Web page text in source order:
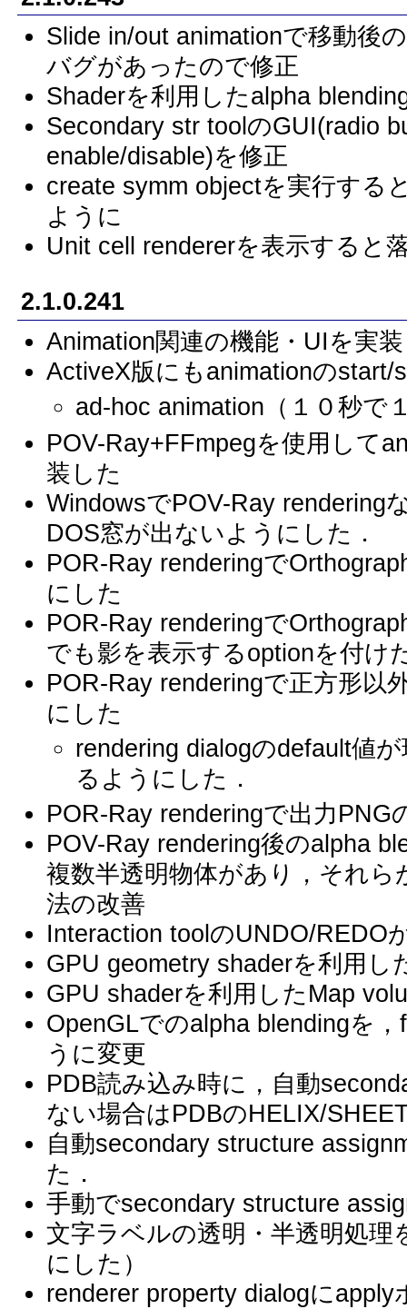
Slide in/out animationで移動後
バグがあったので修正
Shaderを利用したalpha
Secondary str toolのGUI(radio
enable/disable)を修正
create symm objectを実行する
ように
Unit cell rendererを表示すると
2.1.0.241
Animation関連の機能・UIを実
ActiveX版にもanimationの
ad-hoc animation（１０秒で
POV-Ray+FFmpegを使用して
装した
WindowsでPOV-Ray rendering
DOS窓が出ないようにした．
POR-Ray renderingで
にした
POR-Ray renderingで
でも影を表示するoptionを付け
POR-Ray renderingで正方形以
にした
rendering dialogのdefault値
るようにした．
POR-Ray renderingで出力
POV-Ray rendering後のalpha
複数半透明物体があり，それ
法の改善
Interaction toolのUNDO/REDO
GPU geometry shaderを利用し
GPU shaderを利用したMap
OpenGLでのalpha blendingを
うに変更
PDB読み込み時に，自動
ない場合はPDBのHELIX/
自動secondary structure
た．
手動でsecondary structure
文字ラベルの透明・半透明処
にした）
renderer property dialogに